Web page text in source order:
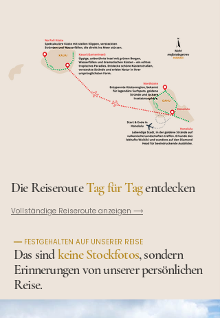
Die ReiserouteTag für Tagentdecken
Vollständige Reiseroute anzeigen ⟶
━━ FESTGEHALTEN AUF UNSERER REISE
Das sindkeine Stockfotos, sondern
Erinnerungen von unserer persönlichen
Reise.